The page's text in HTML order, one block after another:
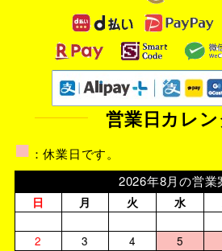
営業日カレ
■ ：休業日です。
2026年8月の営業
日 月 火 水
2
3 4 5